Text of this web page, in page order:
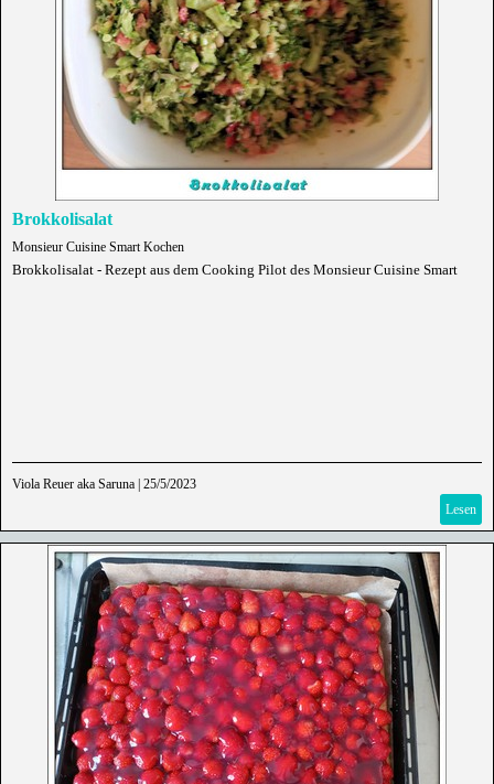
Brokkolisalat
Monsieur Cuisine Smart Kochen
Brokkolisalat - Rezept aus dem Cooking Pilot des Monsieur Cuisine Smart
Viola Reuer aka Saruna 25/5/2023
Lesen